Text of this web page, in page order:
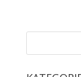
2